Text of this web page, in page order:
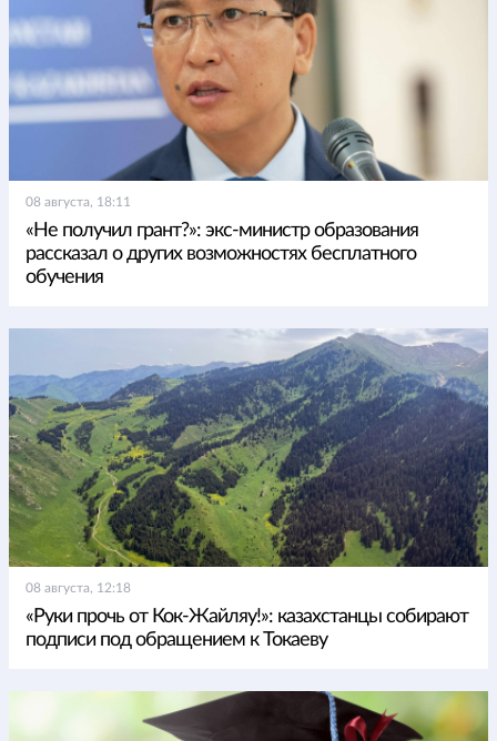
08 августа, 18:11
«Не получил грант?»: экс-министр образования
рассказал о других возможностях бесплатного
обучения
08 августа, 12:18
«Руки прочь от Кок-Жайляу!»: казахстанцы собирают
подписи под обращением к Токаеву